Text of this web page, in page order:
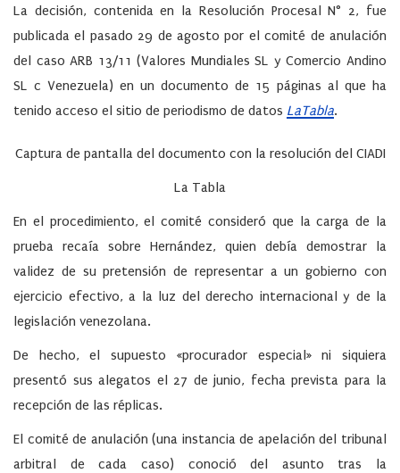
La decisión, contenida en la Resolución Procesal N° 2, fue
publicada el pasado 29 de agosto por el comité de anulación
del caso ARB 13/11 (Valores Mundiales SL y Comercio Andino
SL c Venezuela) en un documento de 15 páginas al que ha
tenido acceso el sitio de periodismo de datos LaTabla.
Captura de pantalla del documento con la resolución del CIADI
La Tabla
En el procedimiento, el comité consideró que la carga de la
prueba recaía sobre Hernández, quien debía demostrar la
validez de su pretensión de representar a un gobierno con
ejercicio efectivo, a la luz del derecho internacional y de la
legislación venezolana.
De hecho, el supuesto «procurador especial» ni siquiera
presentó sus alegatos el 27 de junio, fecha prevista para la
recepción de las réplicas.
El comité de anulación (una instancia de apelación del tribunal
arbitral de cada caso) conoció del asunto tras la